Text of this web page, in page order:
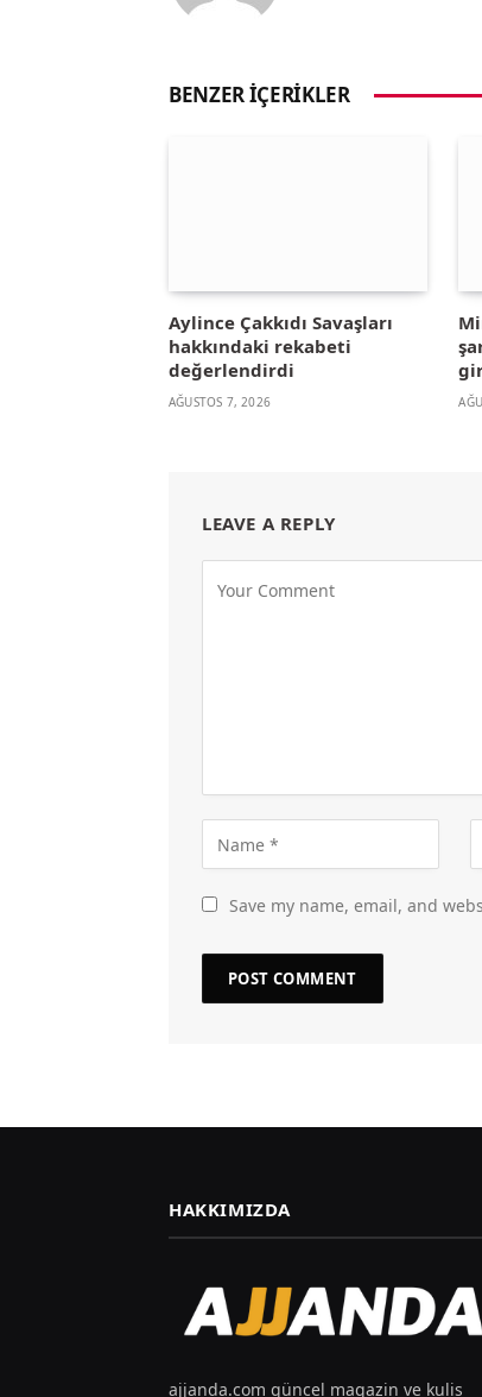
BENZER İÇERIKLER
Aylince Çakkıdı Savaşları
hakkındaki rekabeti
değerlendirdi
AĞUSTOS 7, 2026
LEAVE A REPLY
Save my name, email, and
HAKKIMIZDA
ajjanda.com güncel magazin ve kulis